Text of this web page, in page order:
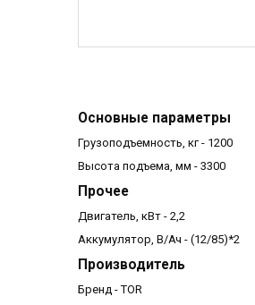
Основные параметры
Грузоподъемность, кг - 1200
Высота подъема, мм - 3300
Прочее
Двигатель, кВт - 2,2
Аккумулятор, В/Ач - (12/85)*2
Производитель
Бренд - TOR